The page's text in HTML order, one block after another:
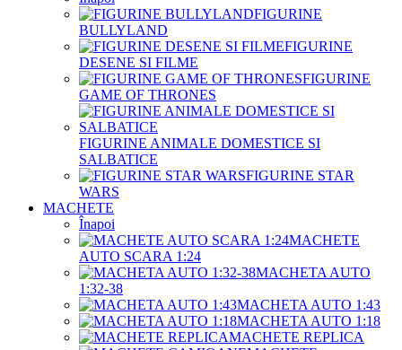
FIGURINE
BULLYLAND
FIGURINE
DESENE SI FILME
FIGURINE
GAME OF THRONES
FIGURINE ANIMALE DOMESTICE SI
SALBATICE
FIGURINE STAR
WARS
MACHETE
Înapoi
MACHETE
AUTO SCARA 1:24
MACHETA AUTO
1:32-38
MACHETA AUTO 1:43
MACHETA AUTO 1:18
MACHETE REPLICA